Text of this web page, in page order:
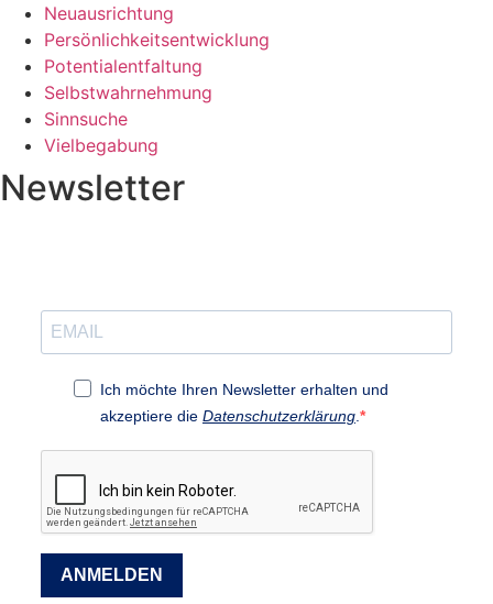
Neuausrichtung
Persönlichkeitsentwicklung
Potentialentfaltung
Selbstwahrnehmung
Sinnsuche
Vielbegabung
Newsletter
Ich möchte Ihren Newsletter erhalten und
akzeptiere die Datenschutzerklärung.
ANMELDEN